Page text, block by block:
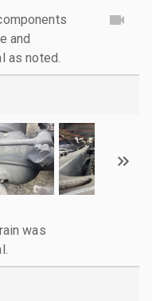
and
as noted.
was